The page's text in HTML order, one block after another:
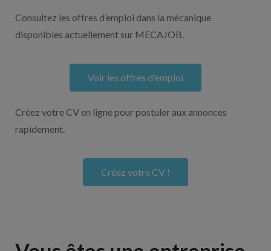
Consultez les offres d’emploi dans la mécanique
disponibles actuellement sur MECAJOB.
Voir les offres d'emploi
Créez votre CV en ligne pour postuler aux annonces
rapidement.
Créez votre CV !